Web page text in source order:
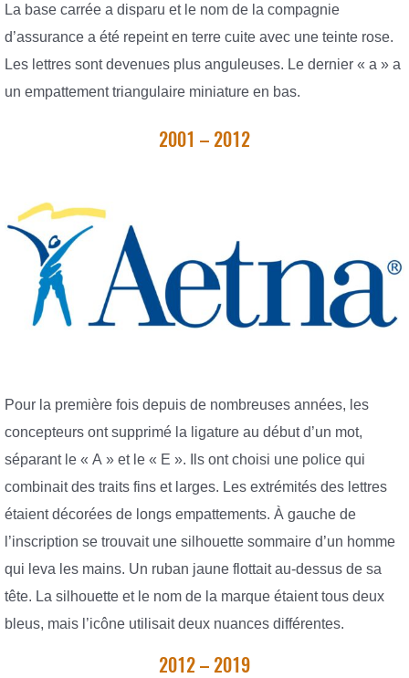
La base carrée a disparu et le nom de la compagnie
d’assurance a été repeint en terre cuite avec une teinte rose.
Les lettres sont devenues plus anguleuses. Le dernier « a » a
un empattement triangulaire miniature en bas.
2001 – 2012
Pour la première fois depuis de nombreuses années, les
concepteurs ont supprimé la ligature au début d’un mot,
séparant le « A » et le « E ». Ils ont choisi une police qui
combinait des traits fins et larges. Les extrémités des lettres
étaient décorées de longs empattements. À gauche de
l’inscription se trouvait une silhouette sommaire d’un homme
qui leva les mains. Un ruban jaune flottait au-dessus de sa
tête. La silhouette et le nom de la marque étaient tous deux
bleus, mais l’icône utilisait deux nuances différentes.
2012 – 2019